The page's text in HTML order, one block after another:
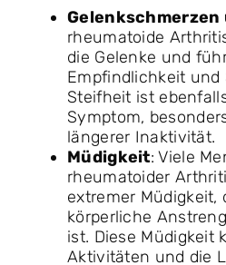
rheumatoide
die Gelenke und
Empfindlichkeit und
Steifheit ist
Symptom,
längerer Inaktivität.
Müdigkeit: Viele
rheumatoider
extremer
körperliche
ist. Diese Müdigkeit
Aktivitäten und die